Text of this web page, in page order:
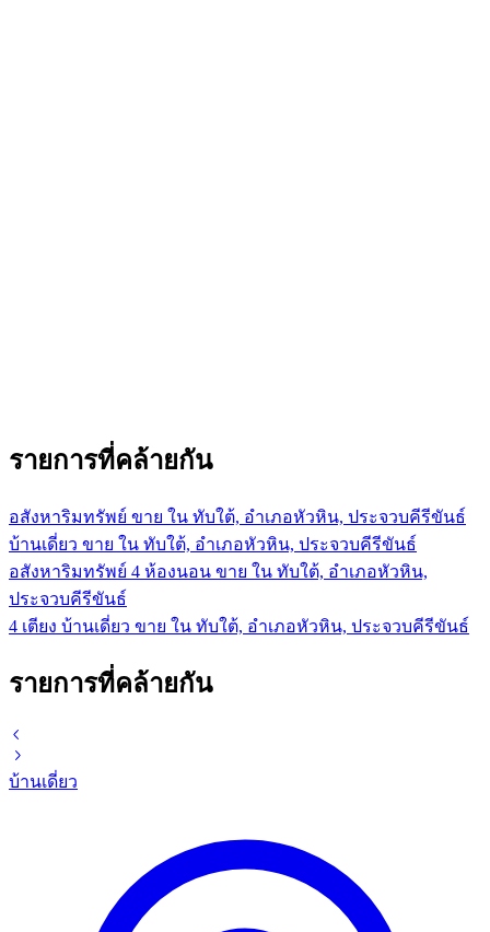
รายการที่คล้ายกัน
อสังหาริมทรัพย์ ขาย ใน ทับใต้, อำเภอหัวหิน, ประจวบคีรีขันธ์
บ้านเดี่ยว ขาย ใน ทับใต้, อำเภอหัวหิน, ประจวบคีรีขันธ์
อสังหาริมทรัพย์ 4 ห้องนอน ขาย ใน ทับใต้, อำเภอหัวหิน,
ประจวบคีรีขันธ์
4 เตียง บ้านเดี่ยว ขาย ใน ทับใต้, อำเภอหัวหิน, ประจวบคีรีขันธ์
รายการที่คล้ายกัน
บ้านเดี่ยว